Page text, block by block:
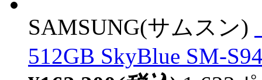
SAMSUNG(サムスン)
512GB SkyBlue SM-